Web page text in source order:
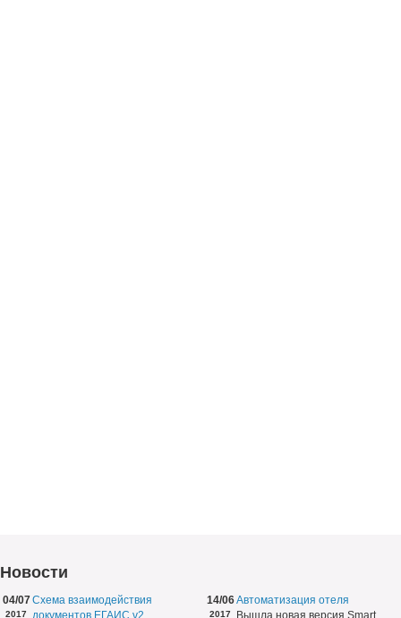
Новости
04/07
2017
Схема взаимодействия
документов ЕГАИС v2
14/06
2017
Автоматизация отеля
Вышла новая версия Smart